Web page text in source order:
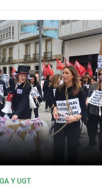
Y UGT